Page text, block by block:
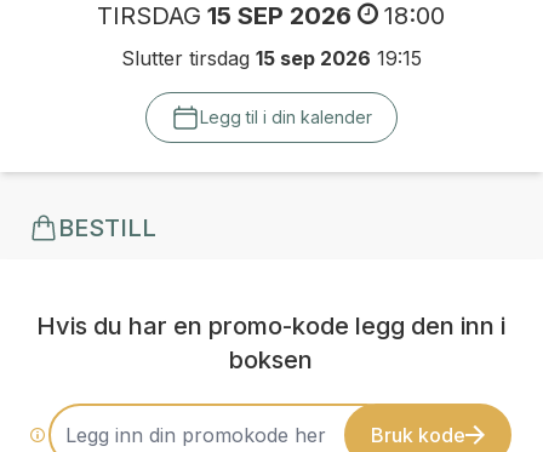
TIRSDAG 15 SEP 2026 18:00
Slutter tirsdag 15 sep 2026 19:15
Legg til i din kalender
BESTILL
Hvis du har en promo-kode legg den inn i
boksen
Bruk kode